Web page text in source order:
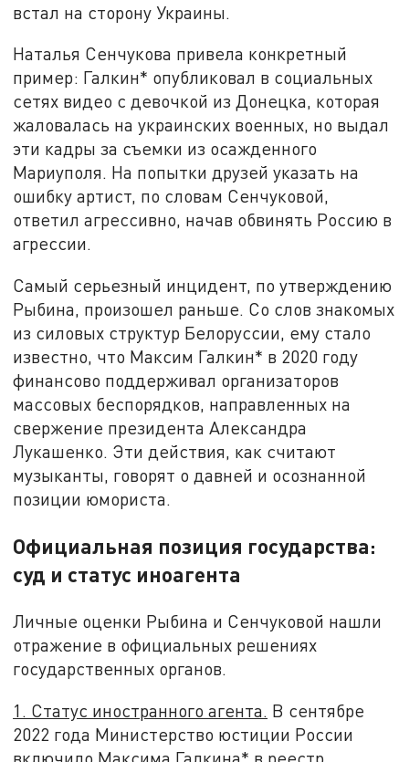
встал на сторону Украины.
Наталья Сенчукова привела конкретный
пример: Галкин* опубликовал в социальных
сетях видео с девочкой из Донецка, которая
жаловалась на украинских военных, но выдал
эти кадры за съемки из осажденного
Мариуполя. На попытки друзей указать на
ошибку артист, по словам Сенчуковой,
ответил агрессивно, начав обвинять Россию в
агрессии.
Самый серьезный инцидент, по утверждению
Рыбина, произошел раньше. Со слов знакомых
из силовых структур Белоруссии, ему стало
известно, что Максим Галкин* в 2020 году
финансово поддерживал организаторов
массовых беспорядков, направленных на
свержение президента Александра
Лукашенко. Эти действия, как считают
музыканты, говорят о давней и осознанной
позиции юмориста.
Официальная позиция государства:
суд и статус иноагента
Личные оценки Рыбина и Сенчуковой нашли
отражение в официальных решениях
государственных органов.
1. Статус иностранного агента. В сентябре
2022 года Министерство юстиции России
включило Максима Галкина* в реестр